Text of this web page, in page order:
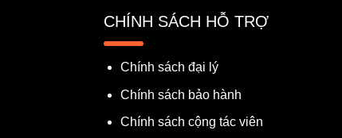
CHÍNH SÁCH HỖ TRỢ
Chính sách đại lý
Chính sách bảo hành
Chính sách cộng tác viên